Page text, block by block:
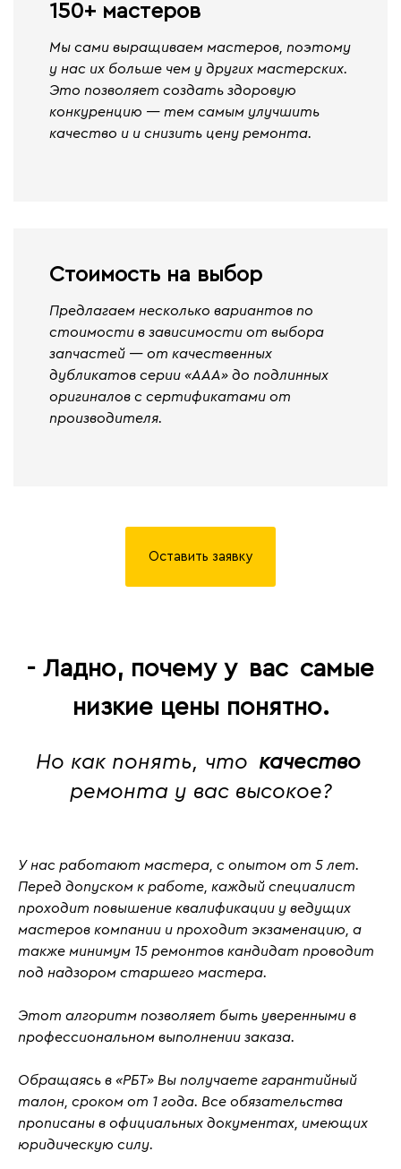
150+ мастеров
Мы сами выращиваем мастеров, поэтому
у нас их больше чем у других мастерских.
Это позволяет создать здоровую
конкуренцию — тем самым улучшить
качество и и снизить цену ремонта.
Стоимость на выбор
Предлагаем несколько вариантов по
стоимости в зависимости от выбора
запчастей — от качественных
дубликатов серии «ААА» до подлинных
оригиналов с сертификатами от
производителя.
Оставить заявку
- Ладно, почему у вас самые
низкие цены понятно.
Но как понять, что качество
ремонта у вас высокое?
У нас работают мастера, с опытом от 5 лет.
Перед допуском к работе, каждый специалист
проходит повышение квалификации у ведущих
мастеров компании и проходит экзаменацию, а
также минимум 15 ремонтов кандидат проводит
под надзором старшего мастера.
Этот алгоритм позволяет быть уверенными в
профессиональном выполнении заказа.
Обращаясь в «РБТ» Вы получаете гарантийный
талон, сроком от 1 года. Все обязательства
прописаны в официальных документах, имеющих
юридическую силу.